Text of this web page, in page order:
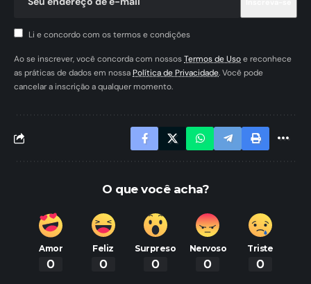
Li e concordo com os termos e condições
Ao se inscrever, você concorda com nossosTermos de Usoe reconhece
as práticas de dados em nossaPolítica de Privacidade. Você pode
cancelar a inscrição a qualquer momento.
O que você acha?
Amor
0
Feliz
0
Surpreso
0
Nervoso
0
Triste
0